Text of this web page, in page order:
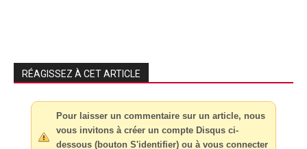
RÉAGISSEZ À CET ARTICLE
Pour laisser un commentaire sur un article, nous
vous invitons à créer un compte Disqus ci-
dessous (bouton S'identifier) ou à vous connecter